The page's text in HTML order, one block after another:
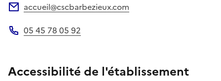
accueil@cscbarbezieux.com
05 45 78 05 92
Accessibilité de l'établissement